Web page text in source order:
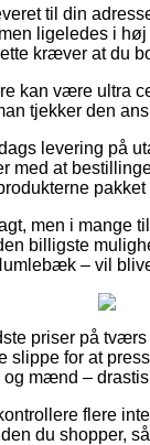
til din
ligeledes i
kræver at du
kan være ultra
tjekker den
levering på
med at
men i
billigste
– vil
priser på
slippe for at
mænd –
flere
du shopper,